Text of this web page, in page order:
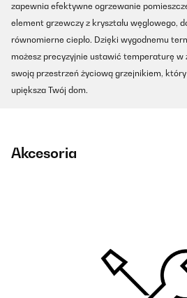
zapewnia efektywne ogrzewanie
element grzewczy z kryształu węglowego,
równomierne ciepło. Dzięki wygodnemu
możesz precyzyjnie ustawić temperaturę w
swoją przestrzeń życiową grzejnikiem,
upiększa Twój dom.
Akcesoria